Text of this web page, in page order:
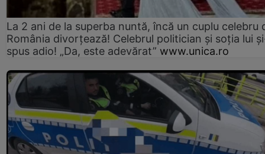
La 2 ani de la superba nuntă, încă un cuplu celebru
România divorțează! Celebrul politician și soția lui
spus adio! „Da, este adevărat” www.unica.ro